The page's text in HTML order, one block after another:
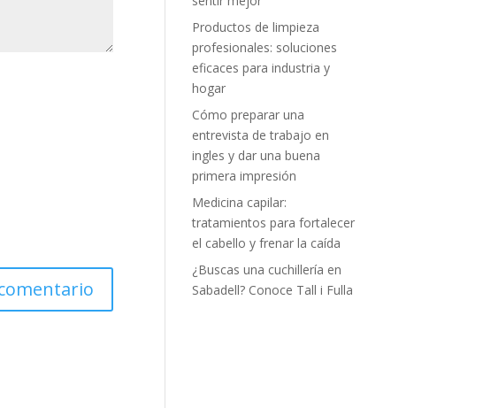
Productos de limpieza
profesionales: soluciones
eficaces para industria y
hogar
Cómo preparar una
entrevista de trabajo en
ingles y dar una buena
primera impresión
Medicina capilar:
tratamientos para fortalecer
el cabello y frenar la caída
¿Buscas una cuchillería en
Sabadell? Conoce Tall i Fulla